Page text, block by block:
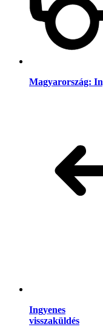
Magyarország:
Ingyenes
visszaküldés